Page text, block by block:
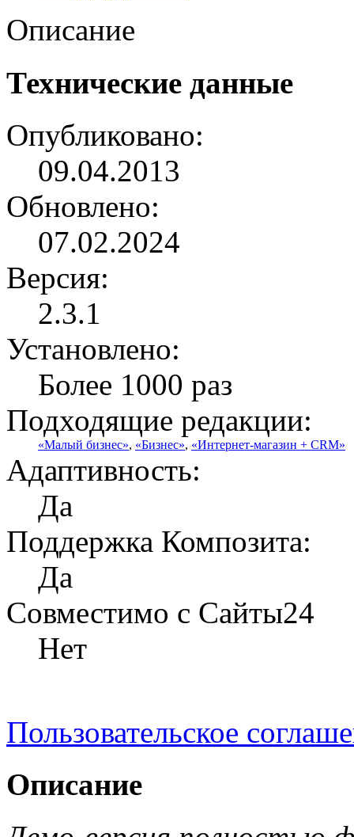
Описание
Технические данные
Опубликовано:
09.04.2013
Обновлено:
07.02.2024
Версия:
2.3.1
Установлено:
Более 1000 раз
Подходящие редакции:
«Малый бизнес», «Бизнес», «Интернет-магазин + CRM»
Адаптивность:
Да
Поддержка Композита:
Да
Совместимо с Сайты24
Нет
Пользовательское
Описание